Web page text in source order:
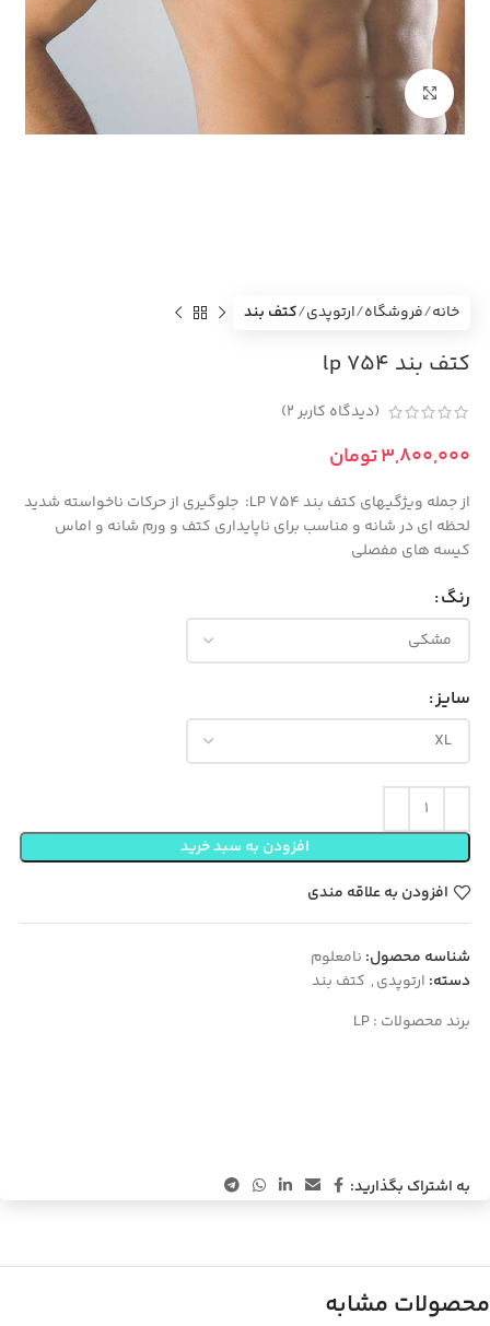
بزرگنمایی تصویر
خانه فروشگاه ارتوپدی کتف بند
کتف بند 754 lp
(دیدگاه کاربر2
)
تومان
از جمله ویژگیهای کتف بند 754 LP: جلوگیری از حرکات ناخواسته شدید
لحظه ای در شانه و مناسب برای ناپایداری کتف و ورم شانه و اماس
کیسه هاى مفصلى
رنگ
سایز
افزودن به سبد خرید
افزودن به علاقه مندی
شناسه محصول: نامعلوم
دسته: ارتوپدی, کتف بند
برند محصولات :LP
به اشتراک بگذارید:
محصولات مشابه